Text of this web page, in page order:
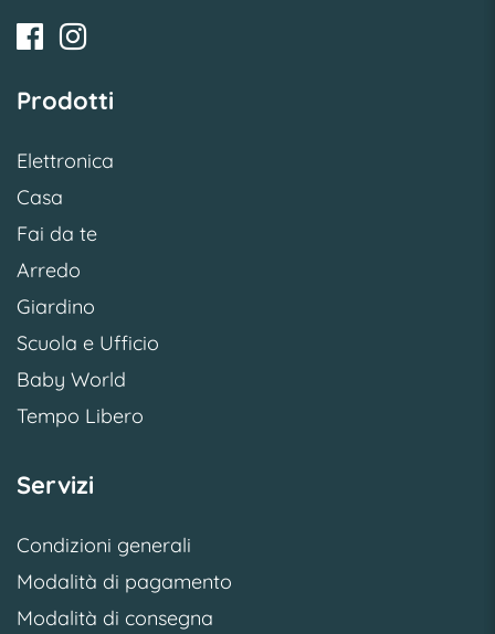
Prodotti
Elettronica
Casa
Fai da te
Arredo
Giardino
Scuola e Ufficio
Baby World
Tempo Libero
Servizi
Condizioni generali
Modalità di pagamento
Modalità di consegna